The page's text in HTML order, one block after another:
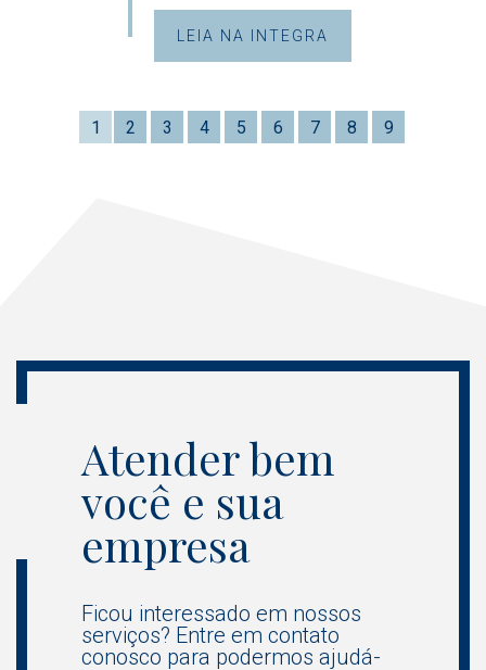
LEIA NA INTEGRA
1 2 3 4 5 6 7 8 9
Atender bem
você e sua
empresa
Ficou interessado em nossos
serviços? Entre em contato
conosco para podermos ajudá-